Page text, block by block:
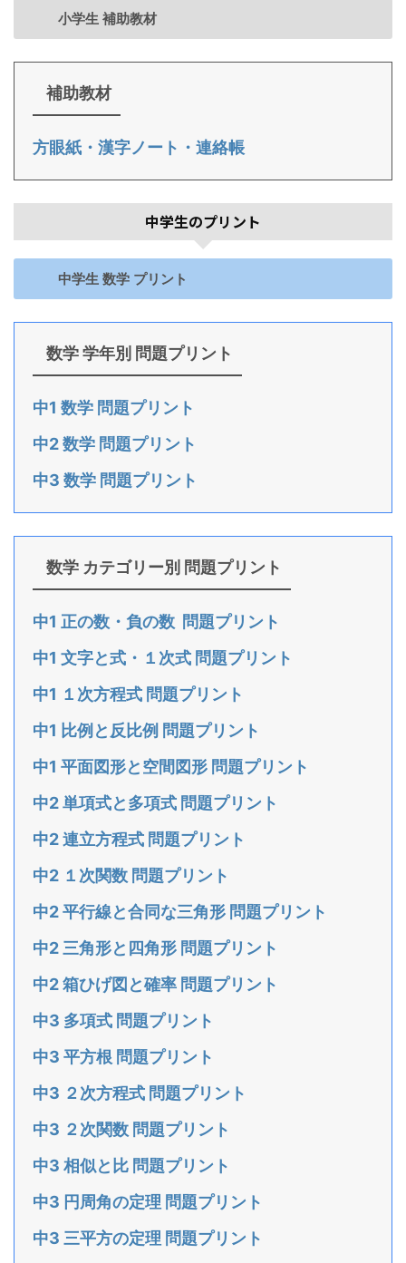
小学生 補助教材
補助教材
方眼紙・漢字ノート・連絡帳
中学生のプリント
中学生 数学 プリント
数学 学年別 問題プリント
中1 数学 問題プリント
中2 数学 問題プリント
中3 数学 問題プリント
数学 カテゴリー別 問題プリント
中1 正の数・負の数 問題プリント
中1 文字と式・１次式 問題プリント
中1 １次方程式 問題プリント
中1 比例と反比例 問題プリント
中1 平面図形と空間図形 問題プリント
中2 単項式と多項式 問題プリント
中2 連立方程式 問題プリント
中2 １次関数 問題プリント
中2 平行線と合同な三角形 問題プリント
中2 三角形と四角形 問題プリント
中2 箱ひげ図と確率 問題プリント
中3 多項式 問題プリント
中3 平方根 問題プリント
中3 ２次方程式 問題プリント
中3 ２次関数 問題プリント
中3 相似と比 問題プリント
中3 円周角の定理 問題プリント
中3 三平方の定理 問題プリント